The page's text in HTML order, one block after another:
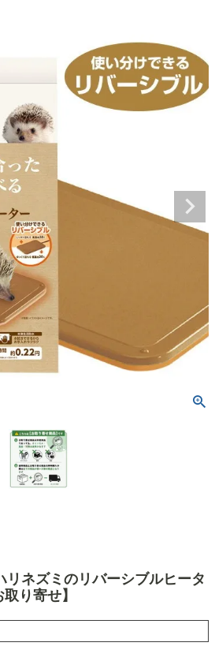
ネズミのリバーシブルヒータ
り寄せ】